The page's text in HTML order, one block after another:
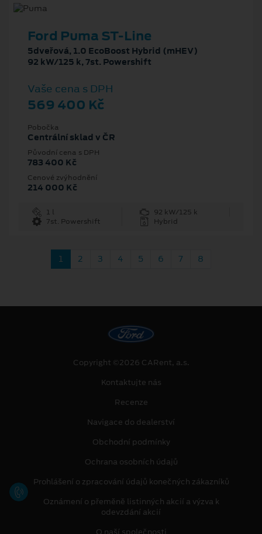
Ford Puma ST-Line
5dveřová, 1.0 EcoBoost Hybrid (mHEV)
92 kW/125 k, 7st. Powershift
Vaše cena s DPH
569 400 Kč
Pobočka
Centrální sklad v ČR
Původní cena s DPH
783 400 Kč
Cenové zvýhodnění
214 000 Kč
1 l
92 kW/125 k
7st. Powershift
Hybrid
1 2 3 4 5 6 7 8
Copyright ©2026 CARent, a.s.
Kontaktujte nás
Recenze
Navigace do dealerství
Obchodní podmínky
Ochrana osobních údajů
Prohlášení o zpracování údajů konečných zákazníků
Oznámení o přeměně listinných akcií a výzva k
odevzdání akcií